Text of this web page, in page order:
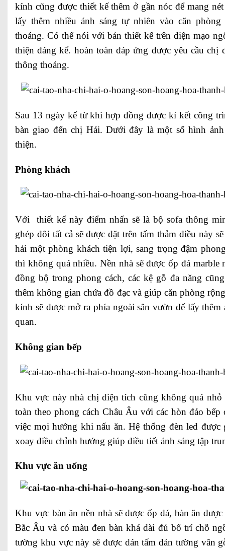
kính cũng được thiết kế thêm ở gần nóc để mang
lấy thêm nhiều ánh sáng tự nhiên vào căn
thoáng. Có thể nói với bản thiết kế trên diện mạo
thiện đáng kể. hoàn toàn đáp ứng được yêu cầu chị
thông thoáng.
Sau 13 ngày kể từ khi hợp đồng được kí kết công
bàn giao đến chị Hải. Dưới đây là một số hình
thiện.
Phòng khách
Với thiết kế này điểm nhấn sẽ là bộ sofa thông
ghép đôi tất cả sẽ được đặt trên tấm thảm điều này
hải một phòng khách tiện lợi, sang trọng đậm
thì không quá nhiều. Nền nhà sẽ được ốp đá marble
đồng bộ trong phong cách, các kệ gỗ đa năng
thêm không gian chứa đồ đạc và giúp căn phòng
kính sẽ được mở ra phía ngoài sân vườn để lấy thêm
quan.
Không gian bếp
Khu vực này nhà chị diện tích cũng không quá nhỏ
toàn theo phong cách Châu Âu với các hòn đảo
việc mọi hướng khi nấu ăn. Hệ thống đèn led được
xoay điều chỉnh hướng giúp điều tiết ánh sáng tập
Khu vực ăn uống
Khu vực bàn ăn nền nhà sẽ được ốp đá, bàn ăn
Bắc Âu và có màu đen bàn khá dài đủ bố trí chỗ
tường khu vực này sẽ được dán tấm dán tường vân